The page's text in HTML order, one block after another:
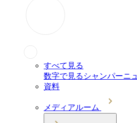
すべて見る
数字で見るシャンパーニュ
資料
メディアルーム